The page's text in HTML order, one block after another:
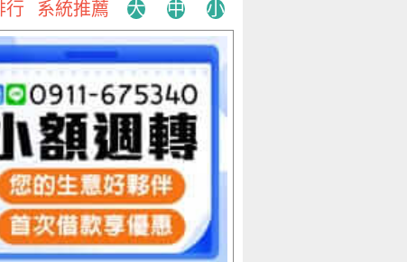
行 系統推薦 大 中 小